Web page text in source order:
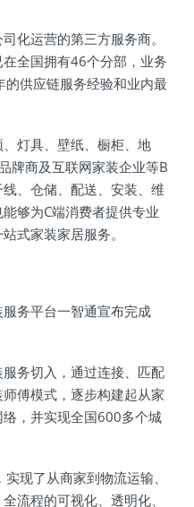
化运营的第三方服务商。
全国拥有46个分部，业务
供应链服务经验和业内最
灯具、壁纸、橱柜、地
牌商及互联网家装企业等B
、仓储、配送、安装、维
够为C端消费者提供专业
式家装家居服务。
务平台一智通宣布完成
务切入，通过连接、匹配
傅模式，逐步构建起从家
，并实现全国600多个城
现了从商家到物流运输、
流程的可视化、透明化、